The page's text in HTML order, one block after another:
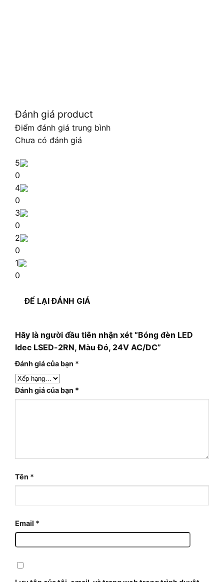
Đánh giá product
Điểm đánh giá trung bình
Chưa có đánh giá
5
0
4
0
3
0
2
0
1
0
ĐỂ LẠI ĐÁNH GIÁ
Hãy là người đầu tiên nhận xét “Bóng đèn LED
Idec LSED-2RN, Màu Đỏ, 24V AC/DC”
Đánh giá của bạn *
Đánh giá của bạn *
Tên *
Email *